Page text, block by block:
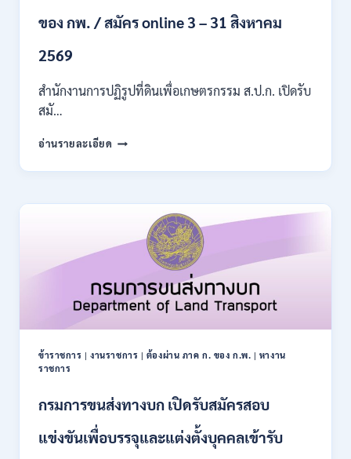
/
–
28780
10
21
2569
ของ กพ. / สมัคร online 3 – 31 สิงหาคม
2569
สำนักงานการปฏิรูปที่ดินเพื่อเกษตรกรรม ส.ป.ก. เปิดรับ
สมั…
อ่านรายละเอียด สำนักงาน
ปฏิรูป
เพื่อ
เกษตรกรรม
เปิด
สมัคร
บุคคล
เพื่อ
เป็น
กอง
อัตรา
ปวส.
ข้าราชการ |งานราชการ | ต้องผ่าน ภาค ก. ของ ก.พ. | หางาน
ราชการ
กรมการขนส่งทางบก เปิดรับสมัครสอบ
แข่งขันเพื่อบรรจุและแต่งตั้งบุคคลเข้ารับ